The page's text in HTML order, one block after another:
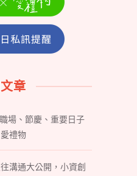
章
場、節慶、重要日子
禮物
溝通大公開，小資創